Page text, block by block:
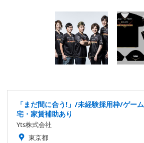
「まだ間に合う!」/未経験採用枠/ゲー
宅・家賃補助あり
Yts株式会社
東京都